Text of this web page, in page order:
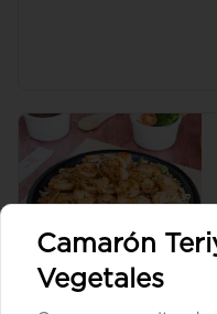
Camarón
Vegetales